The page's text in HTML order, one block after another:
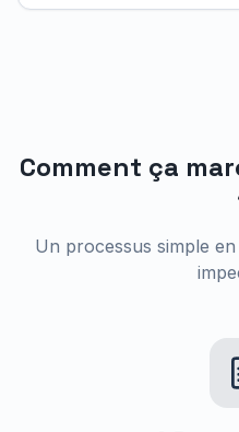
Comment ça
Un processus simple